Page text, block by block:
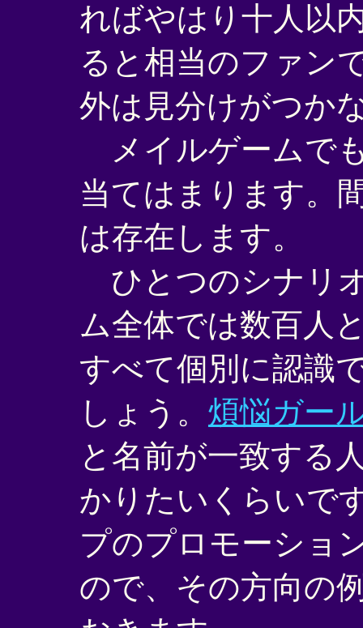
ればやはり十人以
ると相当のファン
外は見分けがつか
メイルゲームで
当てはまります。
は存在します。
ひとつのシナリ
ム全体では数百人
すべて個別に認識
しょう。 煩悩ガー
と名前が一致する
かりたいくらいで
プのプロモーショ
ので、その方向の